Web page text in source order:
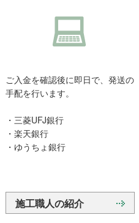
ご入金を確認後に即日で、発送の
手配を行います。
・三菱UFJ銀行
・楽天銀行
・ゆうちょ銀行
施工職人の紹介